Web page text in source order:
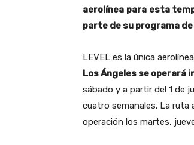
aerolínea para esta
parte de su programa
LEVEL es la única
Los Ángeles se operará
sábado y a partir del 1 de
cuatro semanales. La ruta
operación los martes,